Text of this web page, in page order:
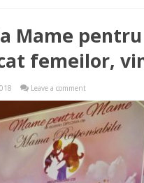
Mame
femeilor,
Leave a comment